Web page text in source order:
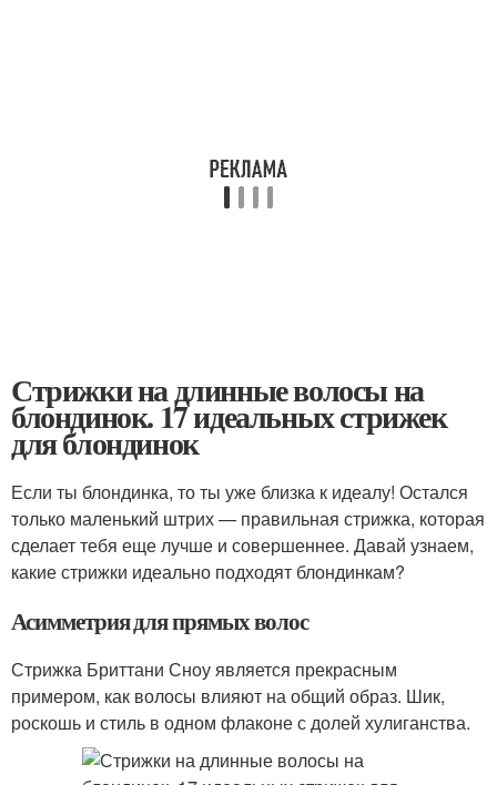
Стрижки на длинные волосы на
блондинок. 17 идеальных стрижек
для блондинок
Если ты блондинка, то ты уже близка к идеалу! Остался
только маленький штрих — правильная стрижка, которая
сделает тебя еще лучше и совершеннее. Давай узнаем,
какие стрижки идеально подходят блондинкам?
Асимметрия для прямых волос
Стрижка Бриттани Сноу является прекрасным
примером, как волосы влияют на общий образ. Шик,
роскошь и стиль в одном флаконе с долей хулиганства.